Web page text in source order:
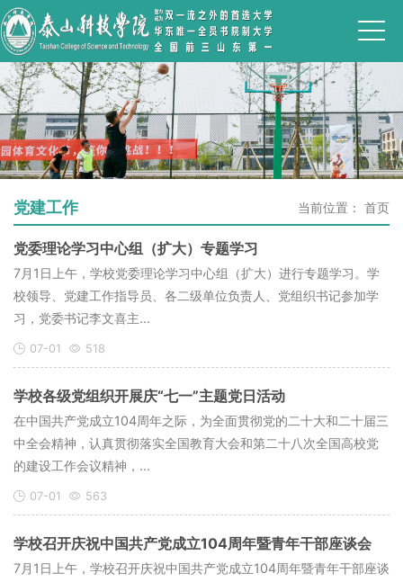
党建工作 当前位置： 首页
党委理论学习中心组（扩大）专题学习
7月1日上午，学校党委理论学习中心组（扩大）进行专题学习。学
校领导、党建工作指导员、各二级单位负责人、党组织书记参加学
习，党委书记李文喜主...
07-01 518
学校各级党组织开展庆“七一”主题党日活动
在中国共产党成立104周年之际，为全面贯彻党的二十大和二十届三
中全会精神，认真贯彻落实全国教育大会和第二十八次全国高校党
的建设工作会议精神，...
07-01 563
学校召开庆祝中国共产党成立104周年暨青年干部座谈会
7月1日上午，学校召开庆祝中国共产党成立104周年暨青年干部座谈